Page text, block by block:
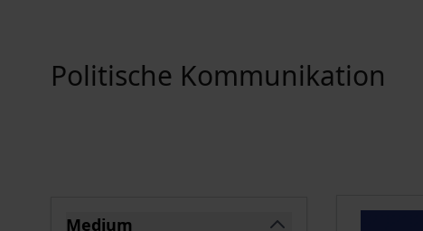
Politische Kommunikation
Medium